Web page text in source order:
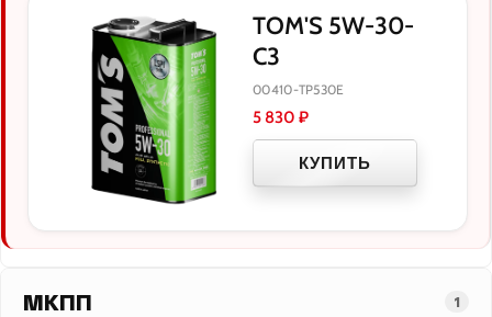
TOM'S 5W-30-
C3
00410-TP530E
5 830 ₽
КУПИТЬ
МКПП 1